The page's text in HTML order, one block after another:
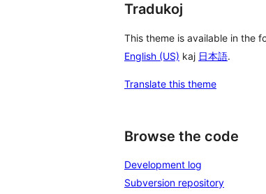
Tradukoj
This theme is available in the
English (US) kaj 日本語.
Translate this theme
Browse the code
Development log
Subversion repository